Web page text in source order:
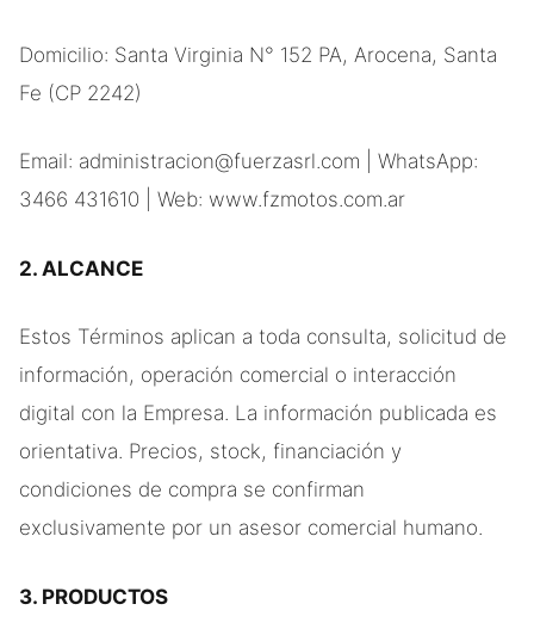
Domicilio: Santa Virginia N° 152 PA, Arocena, Santa
Fe (CP 2242)
Email: administracion@fuerzasrl.com | WhatsApp:
3466 431610 | Web: www.fzmotos.com.ar
2. ALCANCE
Estos Términos aplican a toda consulta, solicitud de
información, operación comercial o interacción
digital con la Empresa. La información publicada es
orientativa. Precios, stock, financiación y
condiciones de compra se confirman
exclusivamente por un asesor comercial humano.
3. PRODUCTOS